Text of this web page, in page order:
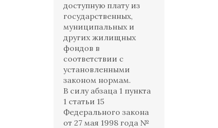
доступную плату из
государственных,
муниципальных и
других жилищных
фондов в
соответствии с
установленными
законом нормам.
В силу абзаца 1 пункта
1 статьи 15
Федерального закона
от 27 мая 1998 года №